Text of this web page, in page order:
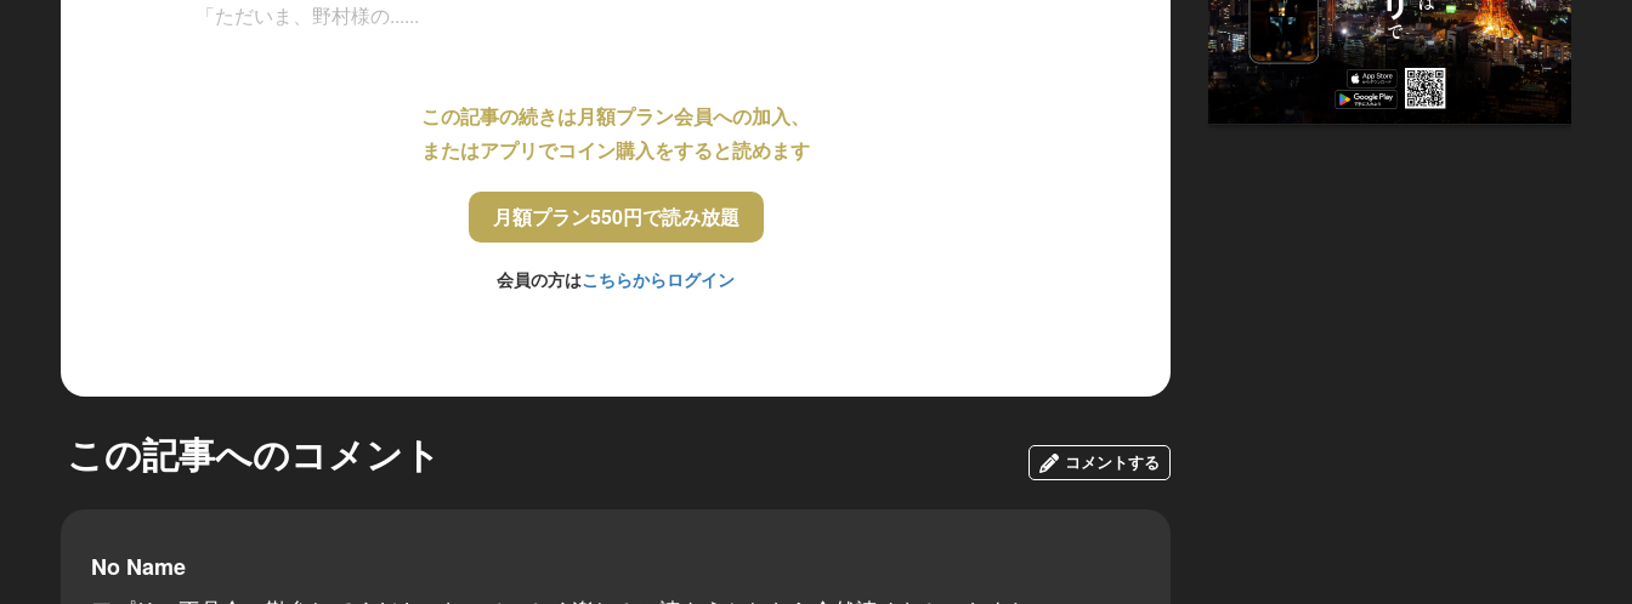
「ただいま、野村様の......
この記事の続きは月額プラン会員への加入、
またはアプリでコイン購入をすると読めます
月額プラン550円で読み放題
会員の方はこちらからログイン
この記事へのコメント コメントする
No Name